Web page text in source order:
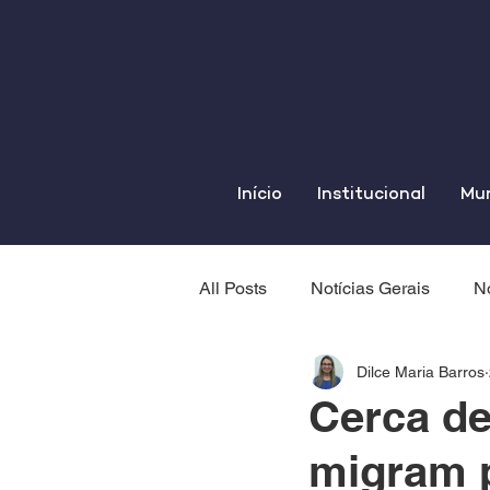
Início Institucional
All Posts Notícias Gerais
Cerca
migram
Dilce Maria Barros